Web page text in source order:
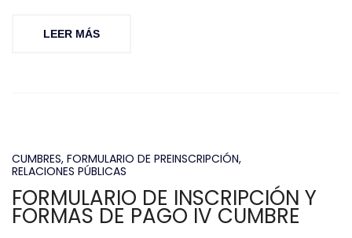
LEER MÁS
CUMBRES, FORMULARIO DE PREINSCRIPCIÓN,
RELACIONES PÚBLICAS
FORMULARIO DE INSCRIPCIÓN Y
FORMAS DE PAGO IV CUMBRE